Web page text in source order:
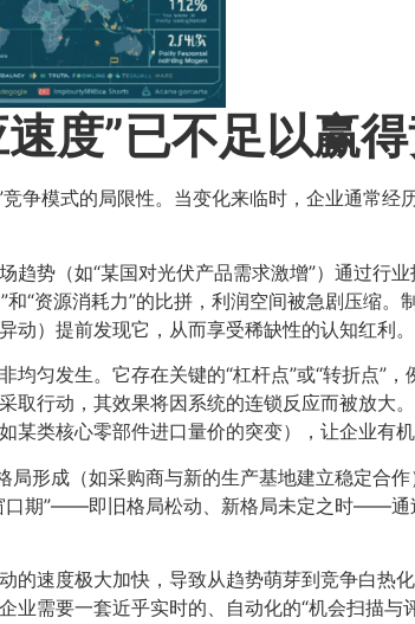
度”已不足以赢得
争模式的局限性。当变化来临时，企业通常
趋势（如“某国对光伏产品需求激增”）通过行
和“资源消耗力”的比拼，利润空间被急剧压缩
）提前发现它，从而享受稀缺性的认知红利。
均匀发生。它存在关键的“杠杆点”或“转折点”
取行动，其效果将因系统的连锁反应而被放大
类核心零部件进口量价的突变），让企业有机
局形成（如采购商与新的生产基地建立稳定合
口期”——即旧格局松动、新格局未定之时——
的速度极大加快，导致从趋势萌芽到竞争白热
业需要一套近乎实时的、自动化的“机会扫描